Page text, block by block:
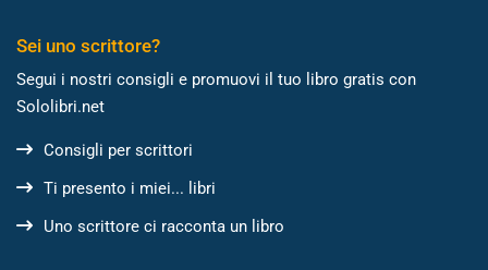
Sei uno scrittore?
Segui i nostri consigli e promuovi il tuo libro gratis con
Sololibri.net
Consigli per scrittori
Ti presento i miei... libri
Uno scrittore ci racconta un libro